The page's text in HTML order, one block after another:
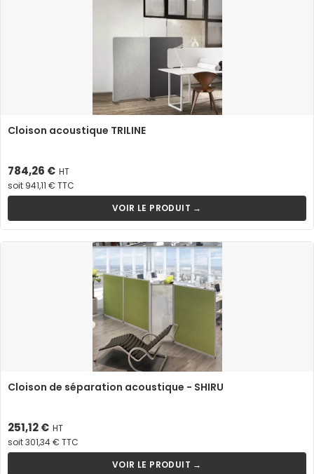
Cloison acoustique TRILINE
Prix
784,26 € HT
soit 941,11 € TTC
VOIR LE PRODUIT →
Cloison de séparation acoustique - SHIRU
Prix
251,12 € HT
soit 301,34 € TTC
VOIR LE PRODUIT →